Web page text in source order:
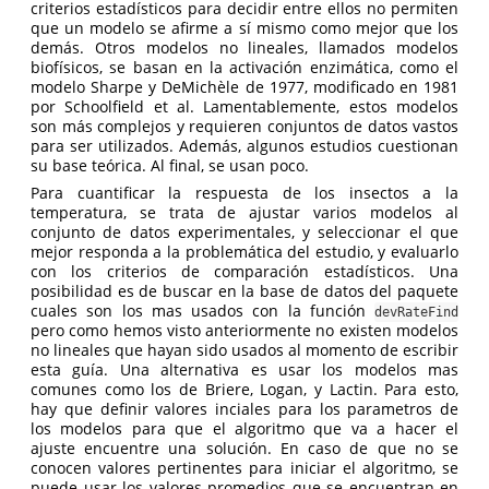
criterios estadísticos para decidir entre ellos no permiten
que un modelo se afirme a sí mismo como mejor que los
demás. Otros modelos no lineales, llamados modelos
biofísicos, se basan en la activación enzimática, como el
modelo Sharpe y DeMichèle de 1977, modificado en 1981
por Schoolfield et al. Lamentablemente, estos modelos
son más complejos y requieren conjuntos de datos vastos
para ser utilizados. Además, algunos estudios cuestionan
su base teórica. Al final, se usan poco.
Para cuantificar la respuesta de los insectos a la
temperatura, se trata de ajustar varios modelos al
conjunto de datos experimentales, y seleccionar el que
mejor responda a la problemática del estudio, y evaluarlo
con los criterios de comparación estadísticos. Una
posibilidad es de buscar en la base de datos del paquete
cuales son los mas usados con la función
devRateFind
pero como hemos visto anteriormente no existen modelos
no lineales que hayan sido usados al momento de escribir
esta guía. Una alternativa es usar los modelos mas
comunes como los de Briere, Logan, y Lactin. Para esto,
hay que definir valores inciales para los parametros de
los modelos para que el algoritmo que va a hacer el
ajuste encuentre una solución. En caso de que no se
conocen valores pertinentes para iniciar el algoritmo, se